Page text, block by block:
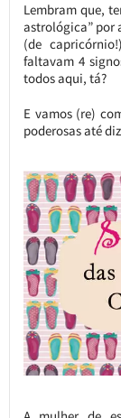
Lembram que,
astrológica” por
(de
faltavam 4
todos aqui, tá?
E vamos (re)
poderosas até